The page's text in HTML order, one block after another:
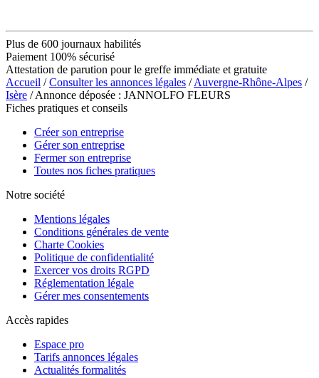
Plus de 600 journaux habilités
Paiement 100% sécurisé
Attestation de parution pour le greffe immédiate et gratuite
Accueil /Consulter les annonces légales /Auvergne-Rhône-Alpes /
Isère / Annonce déposée : JANNOLFO FLEURS
Fiches pratiques et conseils
Créer son entreprise
Gérer son entreprise
Fermer son entreprise
Toutes nos fiches pratiques
Notre société
Mentions légales
Conditions générales de vente
Charte Cookies
Politique de confidentialité
Exercer vos droits RGPD
Réglementation légale
Gérer mes consentements
Accès rapides
Espace pro
Tarifs annonces légales
Actualités formalités